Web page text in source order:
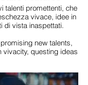
talenti promettenti, che
vivace, idee in
di vista inaspettati.
new talents,
vivacity, questing ideas